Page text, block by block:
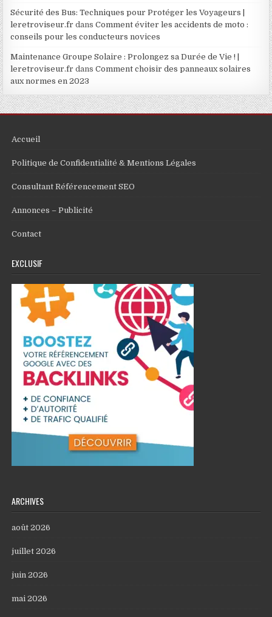
Sécurité des Bus: Techniques pour Protéger les Voyageurs |
leretroviseur.fr dansComment éviter les accidents de moto :
conseils pour les conducteurs novices
Maintenance Groupe Solaire : Prolongez sa Durée de Vie ! |
leretroviseur.fr dansComment choisir des panneaux solaires
aux normes en 2023
Accueil
Politique de Confidentialité & Mentions Légales
Consultant Référencement SEO
Annonces – Publicité
Contact
EXCLUSIF
ARCHIVES
août 2026
juillet 2026
juin 2026
mai 2026